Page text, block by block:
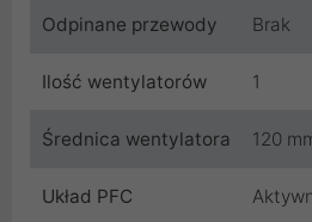
Odpinane przewody Brak
Ilość wentylatorów 1
Średnica wentylatora 120
Układ PFC